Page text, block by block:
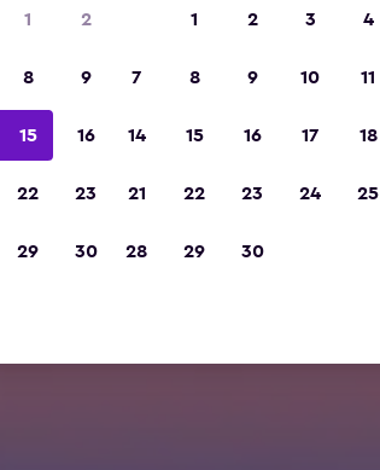
1 2
8 9
15 16
22 23
29 30
1 2 3 4
7 8 9 10 11
14 15 16 17 18
21 22 23 24 25
28 29 30